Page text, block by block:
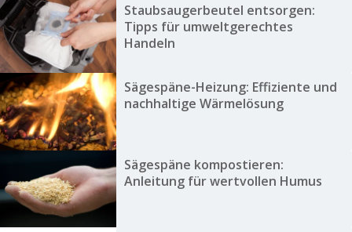
Staubsaugerbeutel entsorgen:
Tipps für umweltgerechtes
Handeln
Sägespäne-Heizung: Effiziente und
nachhaltige Wärmelösung
Sägespäne kompostieren:
Anleitung für wertvollen Humus